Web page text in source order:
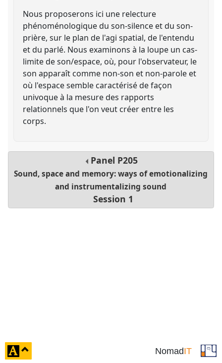
Nous proposerons ici une relecture
phénoménologique du son-silence et du son-
prière, sur le plan de l'agi spatial, de l'entendu
et du parlé. Nous examinons à la loupe un cas-
limite de son/espace, où, pour l'observateur, le
son apparaît comme non-son et non-parole et
où l'espace semble caractérisé de façon
univoque à la mesure des rapports
relationnels que l'on veut créer entre les
corps.
Panel P205
Sound, space and memory: ways of emotionalizing
and instrumentalizing sound
Session 1
NomadIT
click
to